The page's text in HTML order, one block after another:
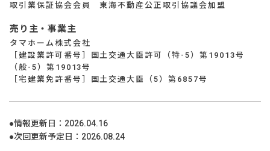
取引業保証協会会員 東海不動産公正取引協議会加盟
売り主・事業主
タマホーム株式会社
［建設業許可番号］国土交通大臣許可（特-5）第19013号
（般-5）第19013号
［宅建業免許番号］国土交通大臣（5）第6857号
●情報更新日： 2026.04.16
●次回更新予定日： 2026.08.24